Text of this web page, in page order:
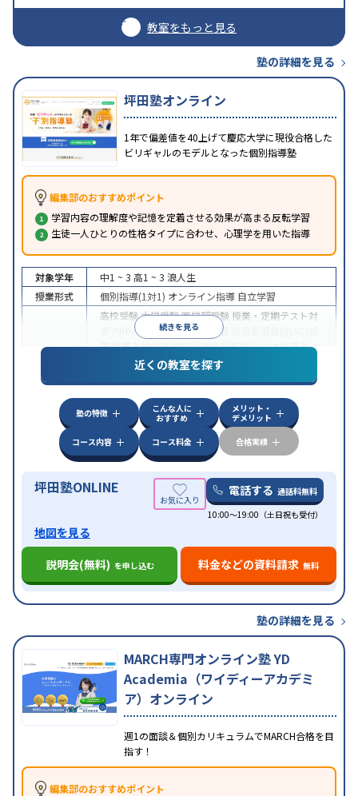
教室をもっと見る
塾の詳細を見る
坪田塾オンライン
1年で偏差値を40上げて慶応大学に現役合格した
ビリギャルのモデルとなった個別指導塾
編集部のおすすめポイント
学習内容の理解度や記憶を定着させる効果が高まる反転学習
生徒一人ひとりの性格タイプに合わせ、心理学を用いた指導
続きを見る
対象学年 中1 ~ 3 高1 ~ 3 浪人生
授業形式
個別指導(1対1) オンライン指導 自立学習
高校受験大学受験医学部受験 授業・定期テスト対
内申点対策学習習慣の定着
策推薦入試対策学校別特化対策国公立大対策私大
共通テスト対策英検(英語検定)対策
その
特徴
中高一貫校生に対応授業の振替可能 不登校生に対
学習にPC・タブレットを利用オンライン対応
科目から受講可能季節講習のみの受講可発達障害
の子どもに対応
近くの教室を探す
塾の特徴
こんな人に
おすすめ
メリット・
デメリット
コース内容
コース料金 合格実績
坪田塾ONLINE 電話する 通話料無料
10:00～19:00（土日祝も受付）
地図を見る
説明会(無料) を申し込む 料金などの資料請求 無料
塾の詳細を見る
MARCH専門オンライン塾 YD
Academia（ワイディーアカデミ
ア）オンライン
週1の面談＆個別カリキュラムでMARCH合格を目
指す！
編集部のおすすめポイント